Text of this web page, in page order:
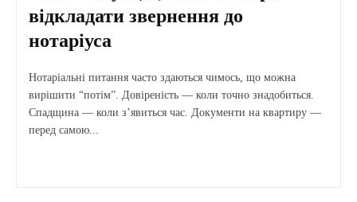
відкладати звернення до
нотаріуса
Нотаріальні питання часто здаються чимось, що можна
вирішити “потім”. Довіреність — коли точно знадобиться.
Спадщина — коли з’явиться час. Документи на квартиру —
перед самою...